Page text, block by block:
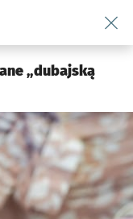
Dla mieszkańca
„dubajską